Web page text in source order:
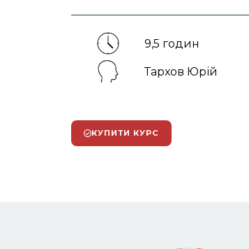
9,5 годин
Тархов Юрій
КУПИТИ КУРС